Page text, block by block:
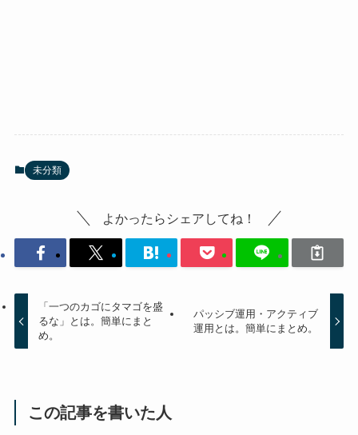
未分類
よかったらシェアしてね！
「一つのカゴにタマゴを盛
るな」とは。簡単にまと
め。
パッシブ運用・アクティブ
運用とは。簡単にまとめ。
この記事を書いた人